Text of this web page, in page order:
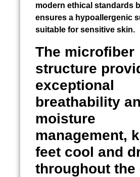
modern ethical standards
ensures a hypoallergenic
suitable for sensitive skin.
The microfiber
structure
exceptional
breathability
moisture
management,
feet cool and
throughout the